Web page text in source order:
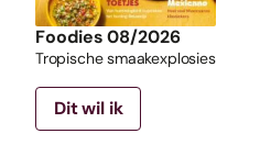
Foodies 08/2026
Tropische smaakexplosies
Dit wil ik